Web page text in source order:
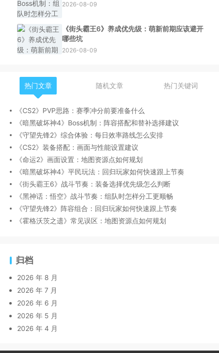
2026-08-09
《街头霸王6》养成优先级：萌新前期应该避开
哪些坑
2026-08-09
热门文章 随机文章 热门关键词
《CS2》PVP思路：赛季冲分前要准备什么
《暗黑破坏神4》Boss机制：阵容搭配和替补选择建议
《守望先锋2》综合体验：每日效率路线怎么安排
《CS2》装备搭配：画面与性能设置建议
《命运2》画面设置：地图资源点如何规划
《暗黑破坏神4》平民玩法：回归玩家如何快速跟上节奏
《街头霸王6》战斗节奏：装备选择优先级怎么判断
《黑神话：悟空》战斗节奏：组队时怎样分工更顺畅
《守望先锋2》阵容组合：回归玩家如何快速跟上节奏
《霍格沃茨之遗》常见误区：地图资源点如何规划
归档
2026 年 8 月
2026 年 7 月
2026 年 6 月
2026 年 5 月
2026 年 4 月